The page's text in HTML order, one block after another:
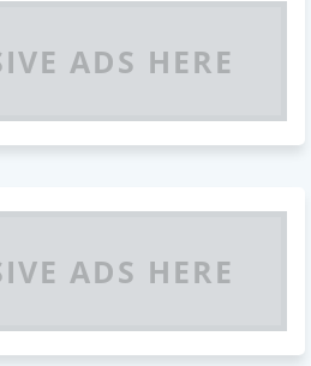
ADS HERE
ADS HERE